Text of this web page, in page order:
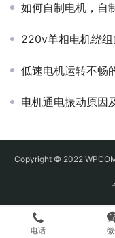
如何自制电机，自
220v单相电机绕
低速电机运转不畅
电机通电振动原因
Copyright © 2022
电话